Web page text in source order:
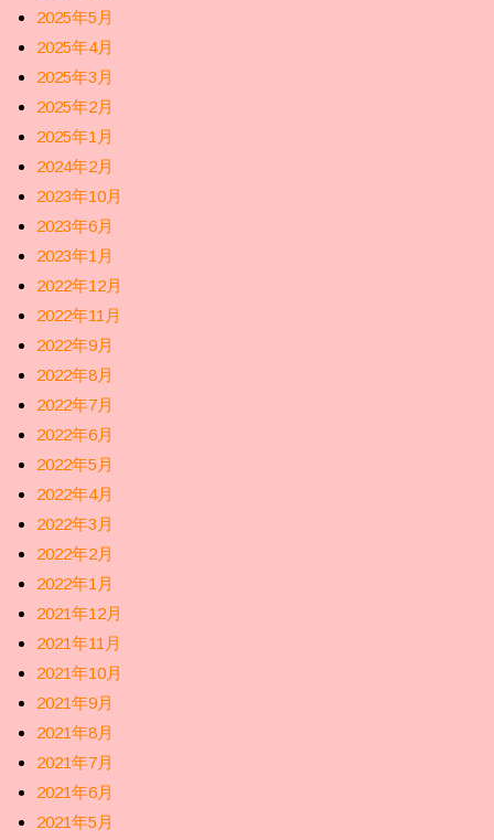
2025年5月
2025年4月
2025年3月
2025年2月
2025年1月
2024年2月
2023年10月
2023年6月
2023年1月
2022年12月
2022年11月
2022年9月
2022年8月
2022年7月
2022年6月
2022年5月
2022年4月
2022年3月
2022年2月
2022年1月
2021年12月
2021年11月
2021年10月
2021年9月
2021年8月
2021年7月
2021年6月
2021年5月